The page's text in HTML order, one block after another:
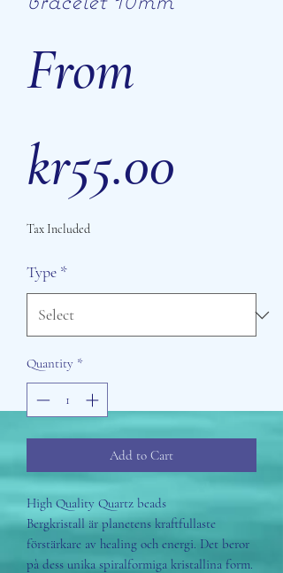
From
kr55.00
Tax Included
Type *
Quantity *
Add to Cart
High Quality Quartz beads
Bergkristall är planetens kraftfullaste
förstärkare av healing och energi. Det beror
pà dess unika spiralformiga kristallina form.